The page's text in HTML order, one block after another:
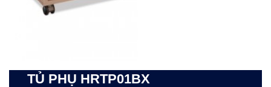
TỦ PHỤ HRTP01BX